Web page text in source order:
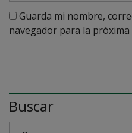
Guarda mi nombre,
navegador para la próxima
Buscar